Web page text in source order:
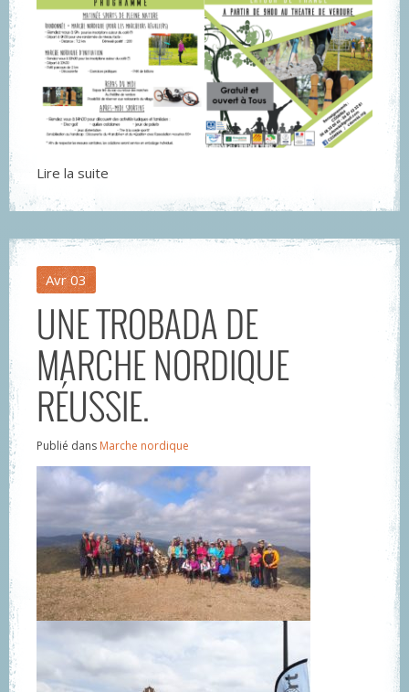
Lire la suite
Avr 03
UNE TROBADA DE
MARCHE NORDIQUE
RÉUSSIE.
Publié dans Marche nordique